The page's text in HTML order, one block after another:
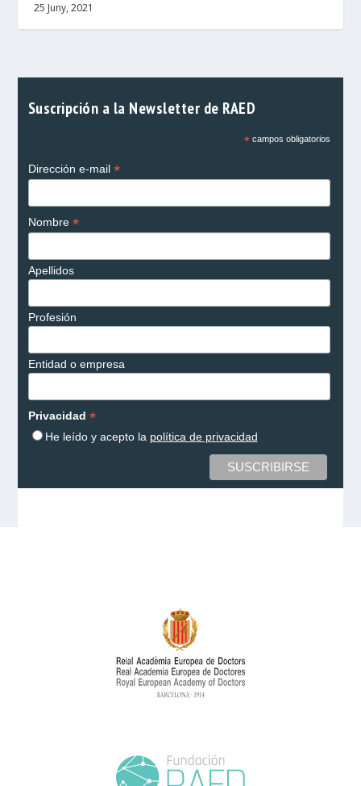
25 Juny, 2021
Suscripción a la Newsletter de RAED
*campos obligatorios
Dirección e-mail *
Nombre *
Apellidos
Profesión
Entidad o empresa
Privacidad *
He leído y acepto la política de privacidad